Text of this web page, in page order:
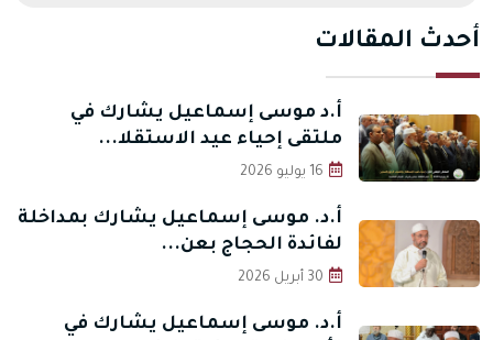
أحدث المقالات
أ.د موسى إسماعيل يشارك في
ملتقى إحياء عيد الاستقلا...
16 يوليو 2026
أ.د. موسى إسماعيل يشارك بمداخلة
لفائدة الحجاج بعن...
30 أبريل 2026
أ.د. موسى إسماعيل يشارك في